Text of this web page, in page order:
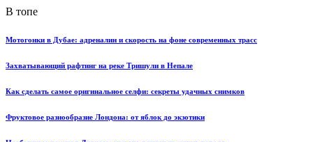
В топе
Мотогонки в Дубае: адреналин и скорость на фоне современных трасс
Захватывающий рафтинг на реке Тришули в Непале
Как сделать самое оригинальное селфи: секреты удачных снимков
Фруктовое разнообразие Лондона: от яблок до экзотики